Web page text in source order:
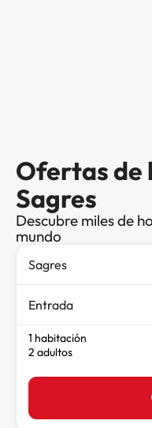
Ofertas de
Sagres
Descubre miles de
mundo
Entrada
1 habitación
2 adultos